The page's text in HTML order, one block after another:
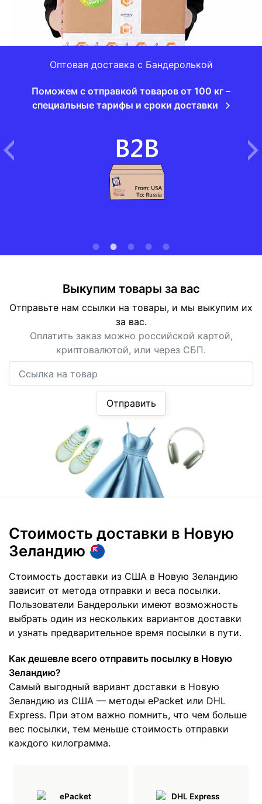
Оптовая доставка с Бандеролькой
Поможем с отправкой товаров от 100 кг –
специальные тарифы и сроки доставки
Выкупим товары за вас
Отправьте нам ссылки на товары, и мы выкупим их
за вас.
Оплатить заказ можно российской картой,
криптовалютой, или через СБП.
Отправить
Стоимость доставки в Новую
Зеландию
Стоимость доставки из США в Новую Зеландию
зависит от метода отправки и веса посылки.
Пользователи Бандерольки имеют возможность
выбрать один из нескольких вариантов доставки
и узнать предварительное время посылки в пути.
Как дешевле всего отправить посылку в Новую
Зеландию?
Самый выгодный вариант доставки в Новую
Зеландию из США — методы ePacket или DHL
Express. При этом важно помнить, что чем больше
вес посылки, тем меньше стоимость отправки
каждого килограмма.